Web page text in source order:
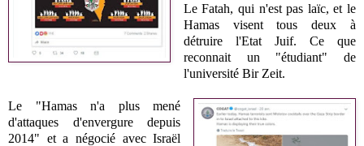
Le Fatah, qui n'est pas laïc, et le
Hamas visent tous deux à
détruire l'Etat Juif. Ce que
reconnait un "étudiant" de
l'université Bir Zeit.
Le "Hamas n'a plus mené
d'attaques d'envergure depuis
2014" et a négocié avec Israël